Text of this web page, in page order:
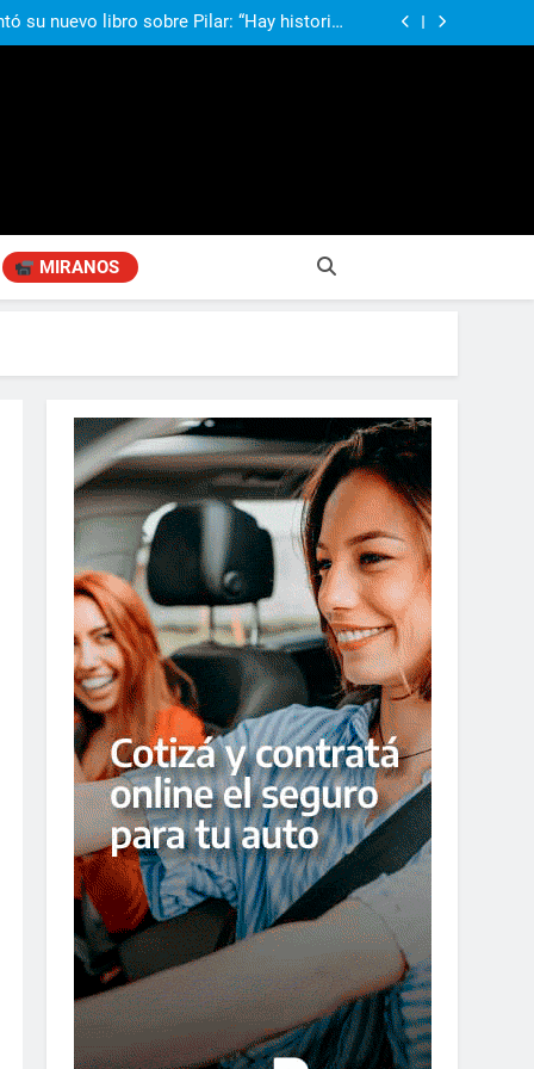
desarrollo de la comunidad
su nuevo libro sobre Pilar: “Hay historias
nadie las plasma, se pierden para siempre”
positiva entre jefes comunales del GBA
su nuevo libro sobre Pilar: “Hay historias
positiva entre jefes comunales del GBA
MIRANOS